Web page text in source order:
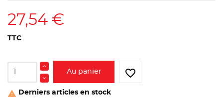
27,54 €
TTC
Au panier favorite_border
 Derniers articles en stock